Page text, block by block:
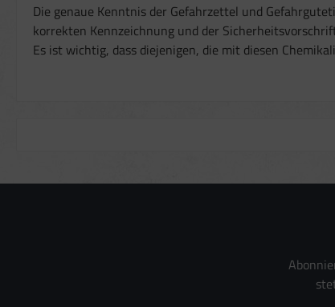
Die genaue Kenntnis der Gefahrzettel und
korrekten Kennzeichnung und der
Es ist wichtig, dass diejenigen, die mit diesen